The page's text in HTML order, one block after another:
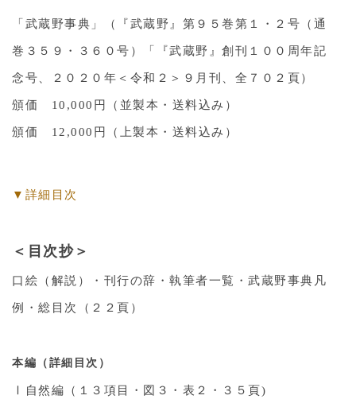
「武蔵野事典」（『武蔵野』第９５巻第１・２号（通
巻３５９・３６０号）「『武蔵野』創刊１００周年記
念号、２０２０年＜令和２＞９月刊、全７０２頁）
頒価 10,000円（並製本・送料込み）
頒価 12,000円（上製本・送料込み）
▼詳細目次
＜目次抄＞
口絵（解説）・刊行の辞・執筆者一覧・武蔵野事典凡
例・総目次（２２頁）
本編（詳細目次）
Ⅰ自然編（１３項目・図３・表２・３５頁)